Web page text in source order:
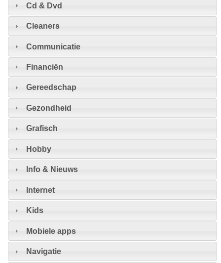
Cd & Dvd
Cleaners
Communicatie
Financiën
Gereedschap
Gezondheid
Grafisch
Hobby
Info & Nieuws
Internet
Kids
Mobiele apps
Navigatie